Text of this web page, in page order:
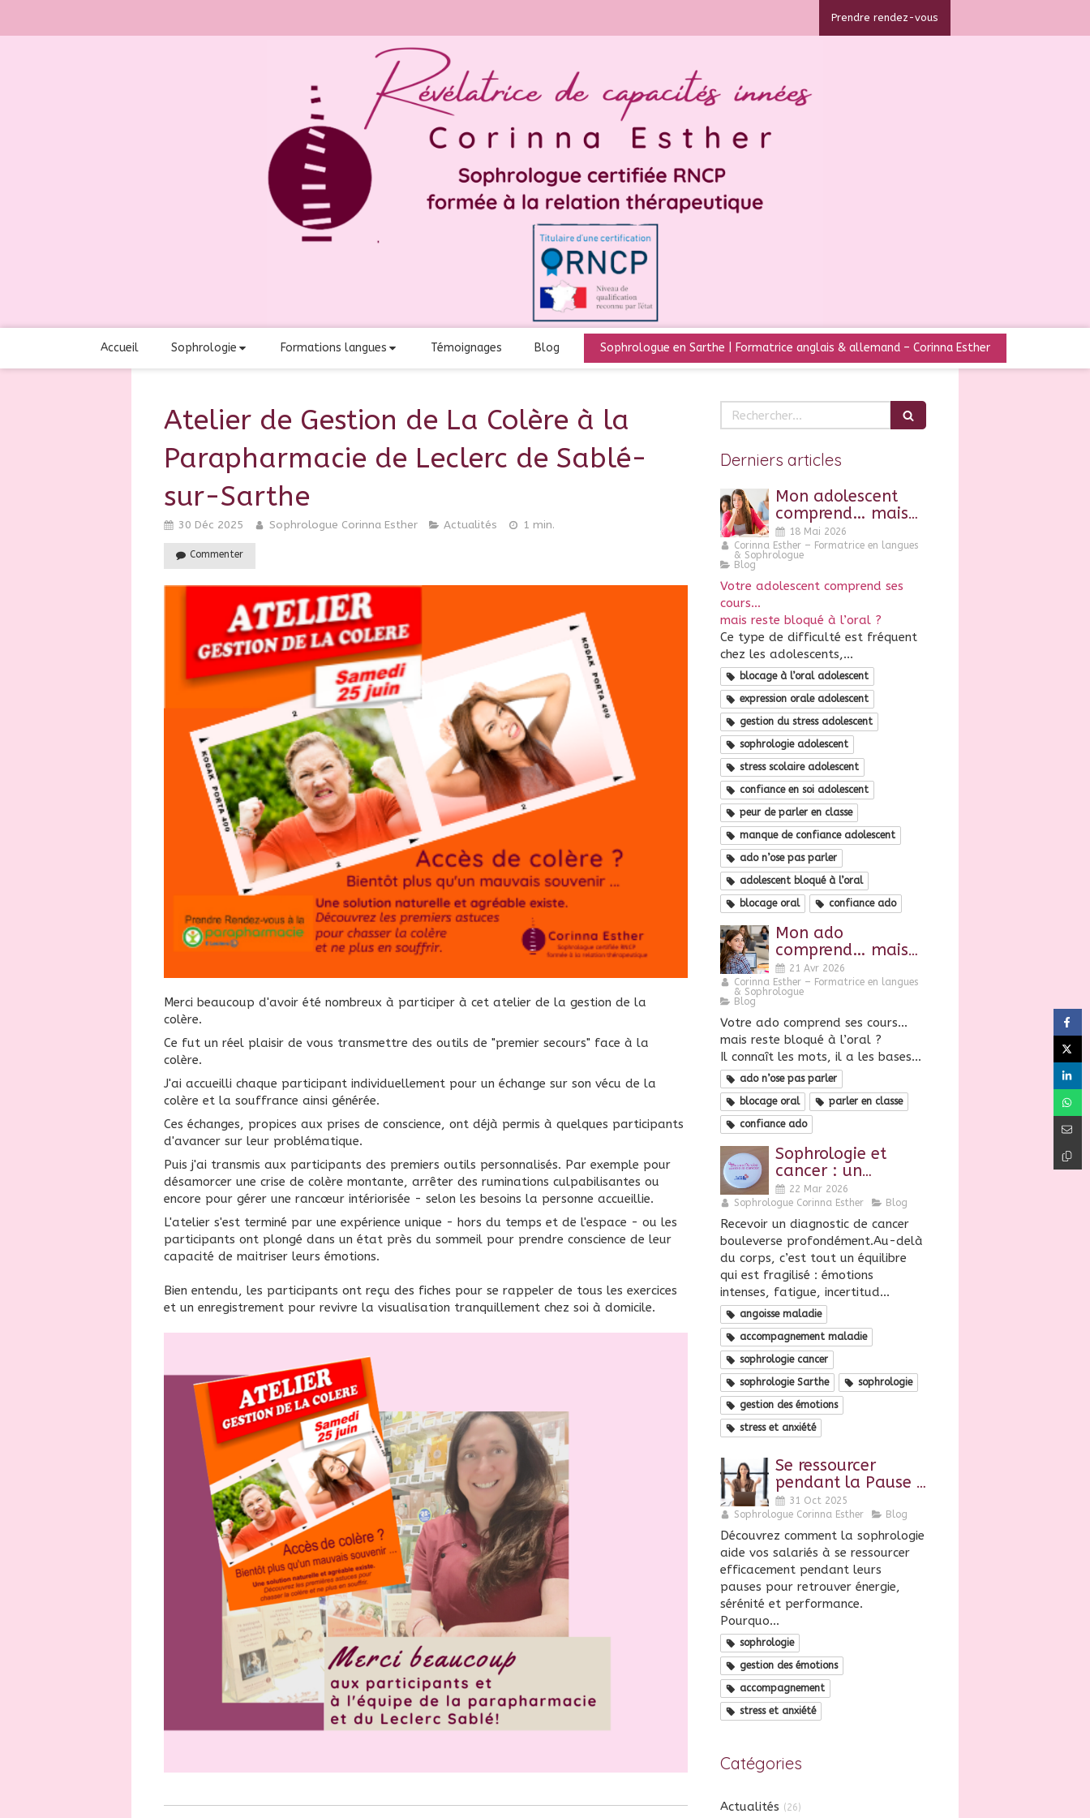
Prendre rendez-vous
Accueil Sophrologie Formations langues Témoignages Blog Sophrologue en Sarthe | Formatrice anglais & allemand – Corinna Esther
Atelier de Gestion de La Colère à la
Parapharmacie de Leclerc de Sablé-
sur-Sarthe
30 Déc 2025 Sophrologue Corinna Esther Actualités 1 min.
Commenter
Merci beaucoup d'avoir été nombreux à participer à cet atelier de la gestion de la
colère.
Ce fut un réel plaisir de vous transmettre des outils de "premier secours" face à la
colère.
J'ai accueilli chaque participant individuellement pour un échange sur son vécu de la
colère et la souffrance ainsi générée.
Ces échanges, propices aux prises de conscience, ont déjà permis à quelques participants
d'avancer sur leur problématique.
Puis j'ai transmis aux participants des premiers outils personnalisés. Par exemple pour
désamorcer une crise de colère montante, arrêter des ruminations culpabilisantes ou
encore pour gérer une rancœur intériorisée - selon les besoins la personne accueillie.
L'atelier s'est terminé par une expérience unique - hors du temps et de l'espace - ou les
participants ont plongé dans un état près du sommeil pour prendre conscience de leur
capacité de maitriser leurs émotions.
Bien entendu, les participants ont reçu des fiches pour se rappeler de tous les exercices
et un enregistrement pour revivre la visualisation tranquillement chez soi à domicile.
Rechercher
Derniers articles
Mon adolescent
comprend… mais
reste bloqué à
l’oral : pourquoi ?
18 Mai 2026
Corinna Esther – Formatrice en langues
& Sophrologue
Blog
Votre adolescent comprend ses
cours…
mais reste bloqué à l’oral ?
Ce type de difficulté est fréquent
chez les adolescents,...
blocage à l’oral adolescent
expression orale adolescent
gestion du stress adolescent
sophrologie adolescent
stress scolaire adolescent
confiance en soi adolescent
peur de parler en classe
manque de confiance adolescent
ado n’ose pas parler
adolescent bloqué à l’oral
blocage oral
confiance ado
Mon ado
comprend… mais
n’ose pas parler :
que faire ?
21 Avr 2026
Corinna Esther – Formatrice en langues
& Sophrologue
Blog
Votre ado comprend ses cours…
mais reste bloqué à l’oral ?
Il connaît les mots, il a les bases…
ado n’ose pas parler
blocage oral
parler en classe
confiance ado
Sophrologie et
cancer : un
accompagnement
précieux pour
mieux vivre la
maladie
22 Mar 2026
Sophrologue Corinna Esther
Blog
Recevoir un diagnostic de cancer
bouleverse profondément.Au-delà
du corps, c’est tout un équilibre
qui est fragilisé : émotions
intenses, fatigue, incertitud...
angoisse maladie
accompagnement maladie
sophrologie cancer
sophrologie Sarthe
sophrologie
gestion des émotions
stress et anxiété
Se ressourcer
pendant la Pause :
Un enjeu clé du
bien-être au
travail
31 Oct 2025
Sophrologue Corinna Esther
Blog
Découvrez comment la sophrologie
aide vos salariés à se ressourcer
efficacement pendant leurs
pauses pour retrouver énergie,
sérénité et performance.
Pourquo...
sophrologie
gestion des émotions
accompagnement
stress et anxiété
Catégories
Actualités (26)